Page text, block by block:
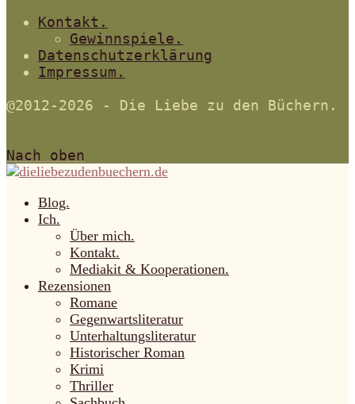
Kontakt.
Gewinnspiele.
Datenschutzerklärung
Impressum.
@2012-2026 - Die Liebe zu den Büchern.
Nach oben
Blog.
Ich.
Über mich.
Kontakt.
Mediakit & Kooperationen.
Rezensionen
Romane
Gegenwartsliteratur
Unterhaltungsliteratur
Historischer Roman
Krimi
Thriller